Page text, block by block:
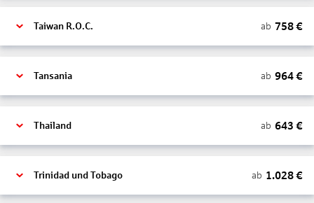
Taiwan R.O.C. ab 758€
Tansania ab 964€
Thailand ab 643 €
Trinidad und Tobago ab 1.028€